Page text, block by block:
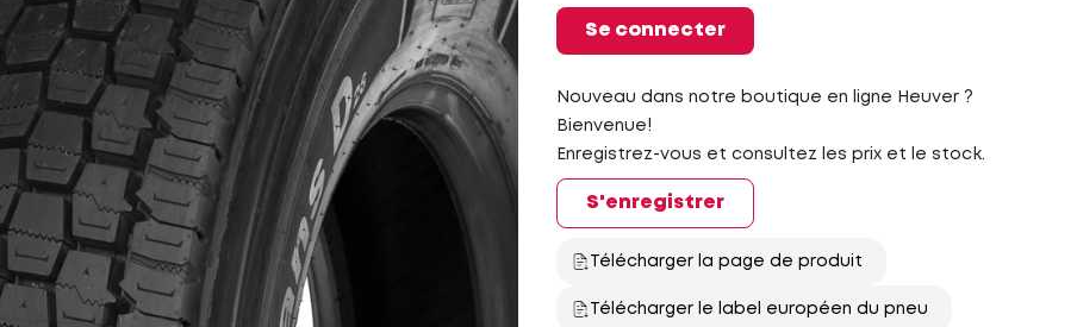
Se connecter
Nouveau dans notre boutique en ligne Heuver ?
Bienvenue!
Enregistrez-vous et consultez les prix et le stock.
S'enregistrer
Télécharger la page de produit
Télécharger le label européen du pneu